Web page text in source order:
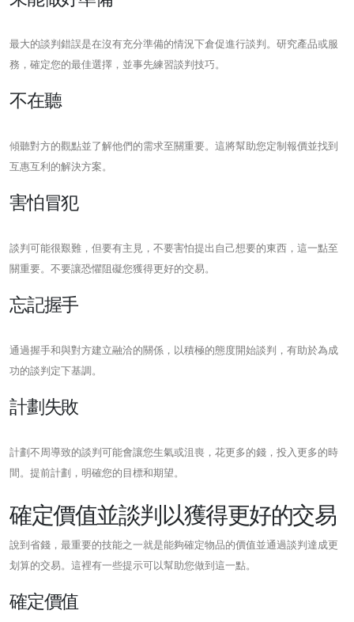
最大的談判錯誤是在沒有充分準備的情況下倉促進行談判。研究產品或服
務，確定您的最佳選擇，並事先練習談判技巧。
不在聽
傾聽對方的觀點並了解他們的需求至關重要。這將幫助您定制報價並找到
互惠互利的解決方案。
害怕冒犯
談判可能很艱難，但要有主見，不要害怕提出自己想要的東西，這一點至
關重要。不要讓恐懼阻礙您獲得更好的交易。
忘記握手
通過握手和與對方建立融洽的關係，以積極的態度開始談判，有助於為成
功的談判定下基調。
計劃失敗
計劃不周導致的談判可能會讓您生氣或沮喪，花更多的錢，投入更多的時
間。提前計劃，明確您的目標和期望。
確定價值並談判以獲得更好的交易
說到省錢，最重要的技能之一就是能夠確定物品的價值並通過談判達成更
划算的交易。這裡有一些提示可以幫助您做到這一點。
確定價值